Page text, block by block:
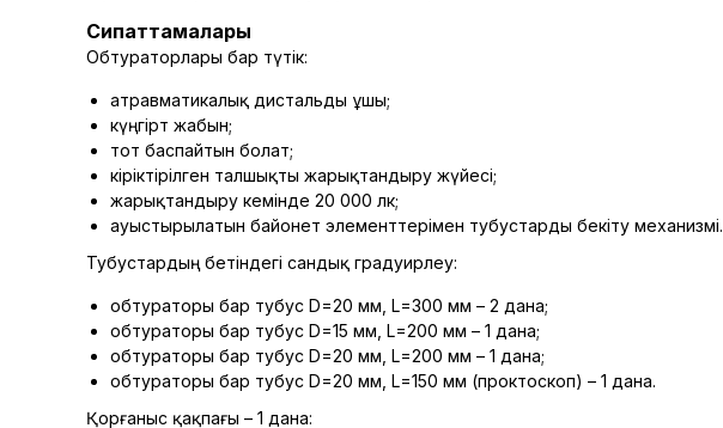
Сипаттамалары
Обтураторлары бар түтік:
атравматикалық дистальды ұшы;
күңгірт жабын;
тот баспайтын болат;
кіріктірілген талшықты жарықтандыру жүйесі;
жарықтандыру кемінде 20 000 лк;
ауыстырылатын байонет элементтерімен тубустарды бекіту механизмі.
Тубустардың бетіндегі сандық градуирлеу:
обтураторы бар тубус D=20 мм, L=300 мм – 2 дана;
обтураторы бар тубус D=15 мм, L=200 мм – 1 дана;
обтураторы бар тубус D=20 мм, L=200 мм – 1 дана;
обтураторы бар тубус D=20 мм, L=150 мм (проктоскоп) – 1 дана.
Қорғаныс қақпағы – 1 дана: